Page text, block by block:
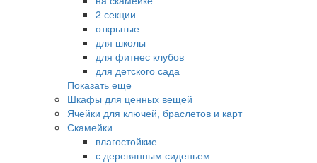
2 секции
открытые
для школы
для фитнес клубов
для детского сада
Показать еще
Шкафы для ценных вещей
Ячейки для ключей, браслетов и карт
Скамейки
влагостойкие
с деревянным сиденьем